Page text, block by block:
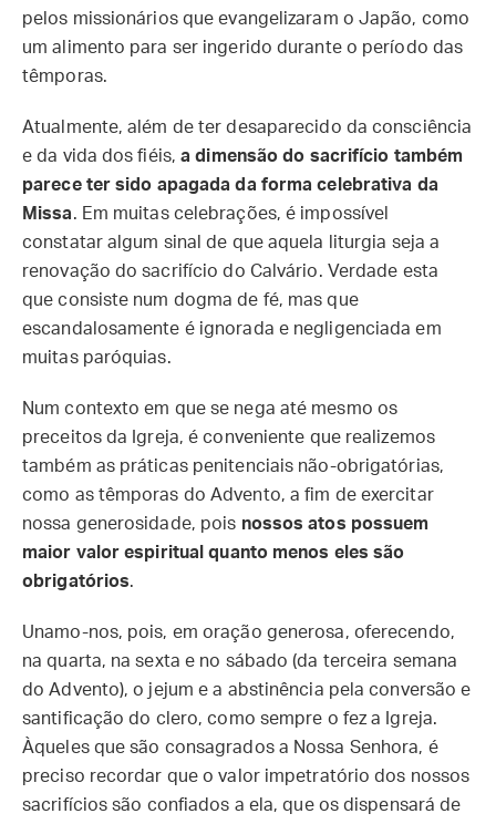
pelos missionários que evangelizaram o Japão, como
um alimento para ser ingerido durante o período das
têmporas.
Atualmente, além de ter desaparecido da consciência
e da vida dos fiéis,a dimensão do sacrifício também
parece ter sido apagada da forma celebrativa da
Missa. Em muitas celebrações, é impossível
constatar algum sinal de que aquela liturgia seja a
renovação do sacrifício do Calvário. Verdade esta
que consiste num dogma de fé, mas que
escandalosamente é ignorada e negligenciada em
muitas paróquias.
Num contexto em que se nega até mesmo os
preceitos da Igreja, é conveniente que realizemos
também as práticas penitenciais não-obrigatórias,
como as têmporas do Advento, a fim de exercitar
nossa generosidade, pois nossos atos possuem
maior valor espiritual quanto menos eles são
obrigatórios.
Unamo-nos, pois, em oração generosa, oferecendo,
na quarta, na sexta e no sábado (da terceira semana
do Advento), o jejum e a abstinência pela conversão e
santificação do clero, como sempre o fez a Igreja.
Àqueles que são consagrados a Nossa Senhora, é
preciso recordar que o valor impetratório dos nossos
sacrifícios são confiados a ela, que os dispensará de